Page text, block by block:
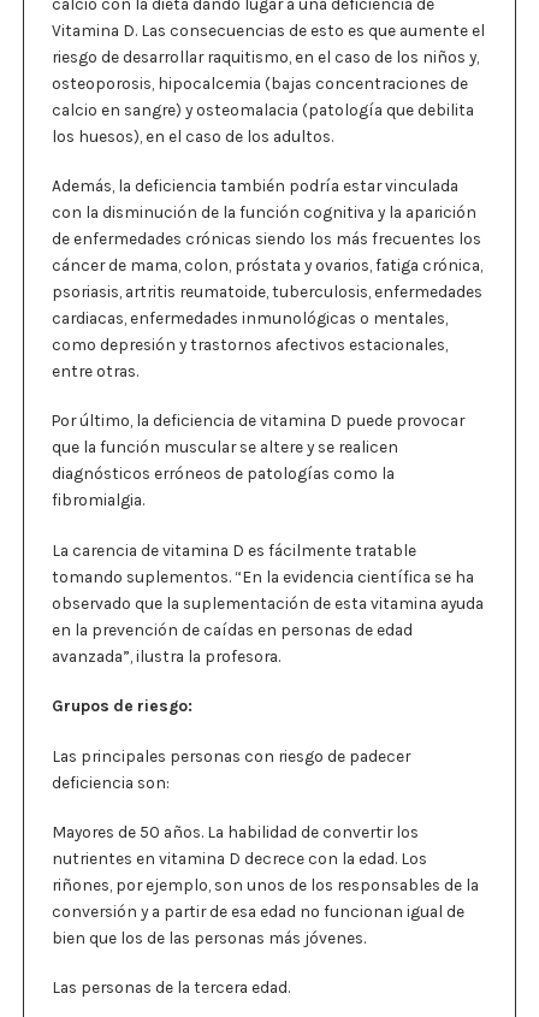
Vitamina D. Las consecuencias de esto es que aumente el
riesgo de desarrollar raquitismo, en el caso de los niños y,
osteoporosis, hipocalcemia (bajas concentraciones de
calcio en sangre) y osteomalacia (patología que debilita
los huesos), en el caso de los adultos.
Además, la deficiencia también podría estar vinculada
con la disminución de la función cognitiva y la aparición
de enfermedades crónicas siendo los más frecuentes los
cáncer de mama, colon, próstata y ovarios, fatiga crónica,
psoriasis, artritis reumatoide, tuberculosis, enfermedades
cardiacas, enfermedades inmunológicas o mentales,
como depresión y trastornos afectivos estacionales,
entre otras.
Por último, la deficiencia de vitamina D puede provocar
que la función muscular se altere y se realicen
diagnósticos erróneos de patologías como la
fibromialgia.
La carencia de vitamina D es fácilmente tratable
tomando suplementos. “En la evidencia científica se ha
observado que la suplementación de esta vitamina ayuda
en la prevención de caídas en personas de edad
avanzada”, ilustra la profesora.
Grupos de riesgo:
Las principales personas con riesgo de padecer
deficiencia son:
Mayores de 50 años. La habilidad de convertir los
nutrientes en vitamina D decrece con la edad. Los
riñones, por ejemplo, son unos de los responsables de la
conversión y a partir de esa edad no funcionan igual de
bien que los de las personas más jóvenes.
Las personas de la tercera edad.